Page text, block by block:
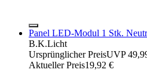
Panel LED-Modul 1 Stk.
B.K.Licht
Ursprünglicher PreisUVP
Aktueller Preis19,92 €